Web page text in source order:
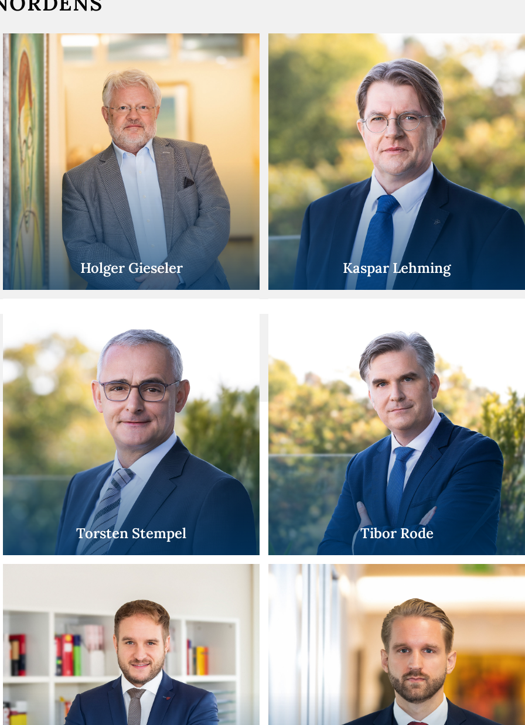
Holger Gieseler Kaspar Lehming
Torsten Stempel Tibor Rode